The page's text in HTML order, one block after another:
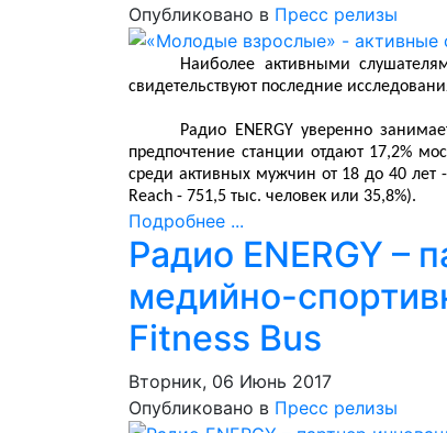
Опубликовано в Пресс релизы
Наиболее активными
свидетельствуют последние
Радио ENERGY уверенно
предпочтение станции отдают 17,2%
среди активных мужчин от 18 до 40 лет
Reach - 751,5 тыс. человек или 35,8%).
Подробнее ...
Радио ENERGY –
медийно-
Fitness Bus
Вторник, 06 Июнь 2017
Опубликовано в Пресс релизы